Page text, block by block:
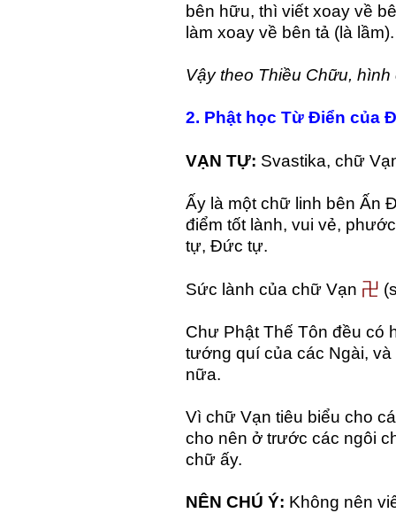
bên hữu, thì viết xoay về
làm xoay về bên tả (là lầm).
Vậy theo Thiều Chữu,
2. Phật học Từ Điển của
VẠN TỰ: Svastika, chữ
Ấy là một chữ linh bên Ấn
điểm tốt lành, vui vẻ,
tự, Đức tự.
Sức lành của chữ Vạn 卍
Chư Phật Thế Tôn đều có
tướng quí của các Ngài,
nữa.
Vì chữ Vạn tiêu biểu cho
cho nên ở trước các ngôi
chữ ấy.
NÊN CHÚ Ý: Không nên